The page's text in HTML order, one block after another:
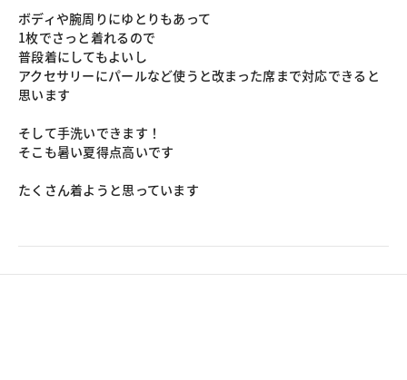
ボディや腕周りにゆとりもあって
1枚でさっと着れるので
普段着にしてもよいし
アクセサリーにパールなど使うと改まった席まで対応できると
思います
そして手洗いできます！
そこも暑い夏得点高いです
たくさん着ようと思っています